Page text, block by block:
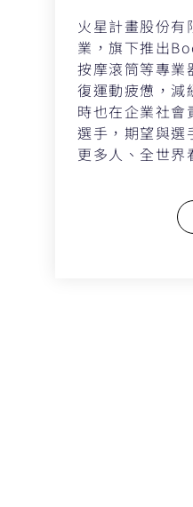
火星計畫股份有
業，旗下推出
按摩滾筒等專業
復運動疲憊，減
時也在企業社會
選手，期望與選
更多人、全世界